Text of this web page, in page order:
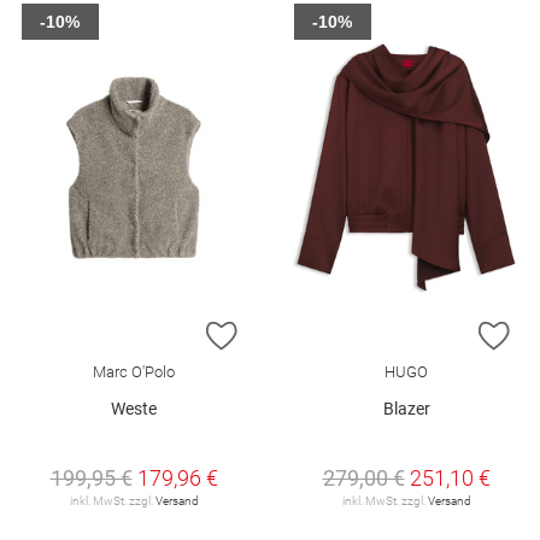
ZUR WUNSCHLISTE HINZUFÜGEN
Marc O'Polo
Weste
199,95 € 179,96 €
inkl. MwSt. zzgl. Versand
-10%
HUGO
Blazer
279,00 € 251,10 €
inkl. MwSt. zzgl. Versand
-10%